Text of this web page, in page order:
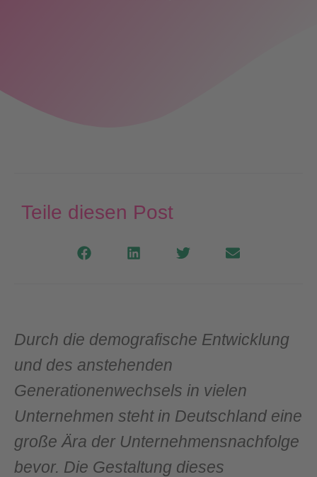
Teile diesen Post
Durch die demografische Entwicklung
und des anstehenden
Generationenwechsels in vielen
Unternehmen steht in Deutschland eine
große Ära der Unternehmensnachfolge
bevor. Die Gestaltung dieses